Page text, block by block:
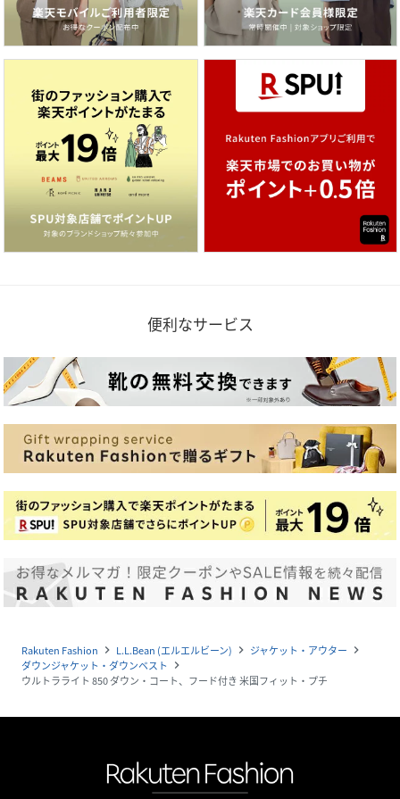
便利なサービス
Rakuten Fashion navigate_next L.L.Bean (エルエルビーン) navigate_next ジャケット・アウター navigate_next
ダウンジャケット・ダウンベスト navigate_next
ウルトラライト 850 ダウン・コート、フード付き 米国フィット・プチ